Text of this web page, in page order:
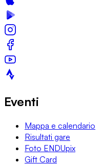
Eventi
Mappa e calendario
Risultati gare
Foto ENDUpix
Gift Card